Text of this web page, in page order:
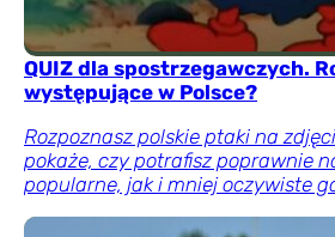
QUIZ dla spostrzegawczych.
występujące w Polsce?
Rozpoznasz polskie ptaki na
pokaże, czy potrafisz poprawnie
popularne, jak i mniej oczywiste